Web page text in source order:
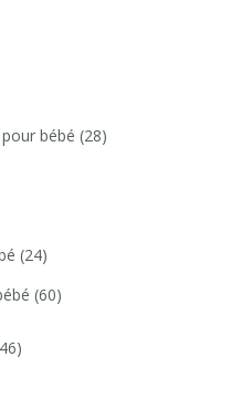
bébé (28)
(24)
(60)